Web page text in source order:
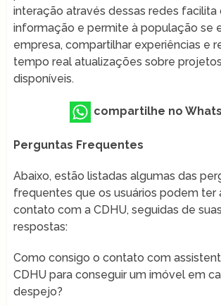
interação através dessas redes facilita
informação e permite à população se
empresa, compartilhar experiências e
tempo real atualizações sobre
disponíveis.
compartilhe no
Perguntas Frequentes
Abaixo, estão listadas algumas das
frequentes que os usuários podem ter
contato com a CDHU, seguidas de
respostas:
Como consigo o contato com
CDHU para conseguir um imóvel em
despejo?